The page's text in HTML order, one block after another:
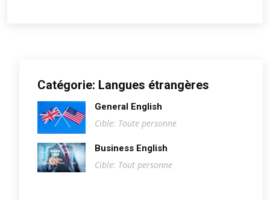
Catégorie: Langues étrangères
General English
Cible: Toute personne
Business English
Cible: Tout personne